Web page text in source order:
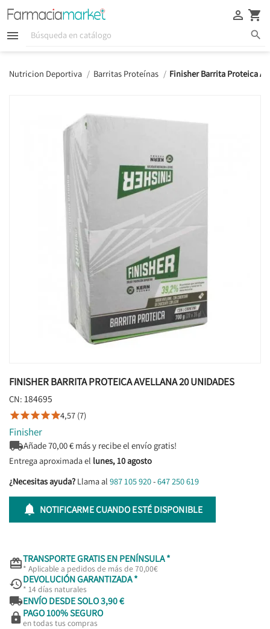
  
 
Nutricion Deportiva Barritas Proteínas Finisher Barrita Proteica
FINISHER BARRITA PROTEICA AVELLANA 20 UNIDADES
CN: 184695
4,57 (7)
Finisher
Añade70,00€ más y recibe el envío gratis!
Entrega aproximada el lunes, 10 agosto
¿Necesitas ayuda? Llama al 987 105 920-647 250 619
 NOTIFICARME CUANDO ESTÉ DISPONIBLE
TRANSPORTE GRATIS EN PENÍNSULA *
* Aplicable a pedidos de más de 70,00€
DEVOLUCIÓN GARANTIZADA *
* 14 días naturales
ENVÍO DESDE SOLO 3,90 €
 PAGO 100% SEGURO
en todas tus compras